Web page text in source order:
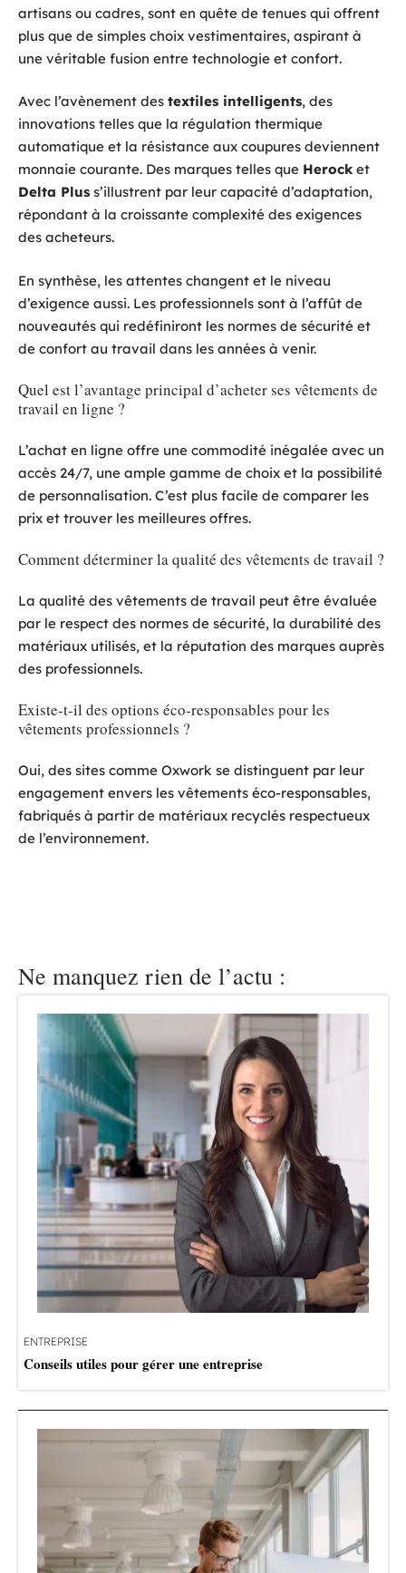
artisans ou cadres, sont en quête de tenues qui offrent
plus que de simples choix vestimentaires, aspirant à
une véritable fusion entre technologie et confort.
Avec l’avènement des textiles intelligents, des
innovations telles que la régulation thermique
automatique et la résistance aux coupures deviennent
monnaie courante. Des marques telles que Herock et
Delta Plus s’illustrent par leur capacité d’adaptation,
répondant à la croissante complexité des exigences
des acheteurs.
En synthèse, les attentes changent et le niveau
d’exigence aussi. Les professionnels sont à l’affût de
nouveautés qui redéfiniront les normes de sécurité et
de confort au travail dans les années à venir.
Quel est l’avantage principal d’acheter ses vêtements de
travail en ligne ?
L’achat en ligne offre une commodité inégalée avec un
accès 24/7, une ample gamme de choix et la possibilité
de personnalisation. C’est plus facile de comparer les
prix et trouver les meilleures offres.
Comment déterminer la qualité des vêtements de travail ?
La qualité des vêtements de travail peut être évaluée
par le respect des normes de sécurité, la durabilité des
matériaux utilisés, et la réputation des marques auprès
des professionnels.
Existe-t-il des options éco-responsables pour les
vêtements professionnels ?
Oui, des sites comme Oxwork se distinguent par leur
engagement envers les vêtements éco-responsables,
fabriqués à partir de matériaux recyclés respectueux
de l’environnement.
Ne manquez rien de l’actu :
ENTREPRISE
Conseils utiles pour gérer une entreprise